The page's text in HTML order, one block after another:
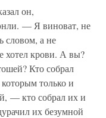
он,
— Я виноват, не
словом, а не
хотел крови. А вы?
Кто собрал
только и
— кто собрал их и
их безумной